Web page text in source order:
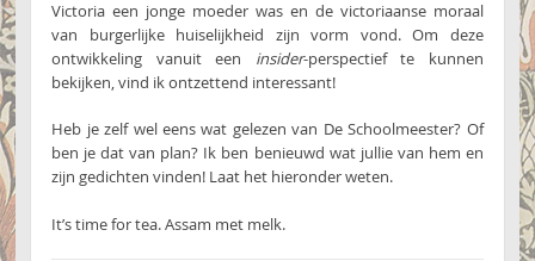
Victoria een jonge moeder was en de victoriaanse moraal
van burgerlijke huiselijkheid zijn vorm vond. Om deze
ontwikkeling vanuit een insider-perspectief te kunnen
bekijken, vind ik ontzettend interessant!
Heb je zelf wel eens wat gelezen van De Schoolmeester? Of
ben je dat van plan? Ik ben benieuwd wat jullie van hem en
zijn gedichten vinden! Laat het hieronder weten.
It’s time for tea. Assam met melk.